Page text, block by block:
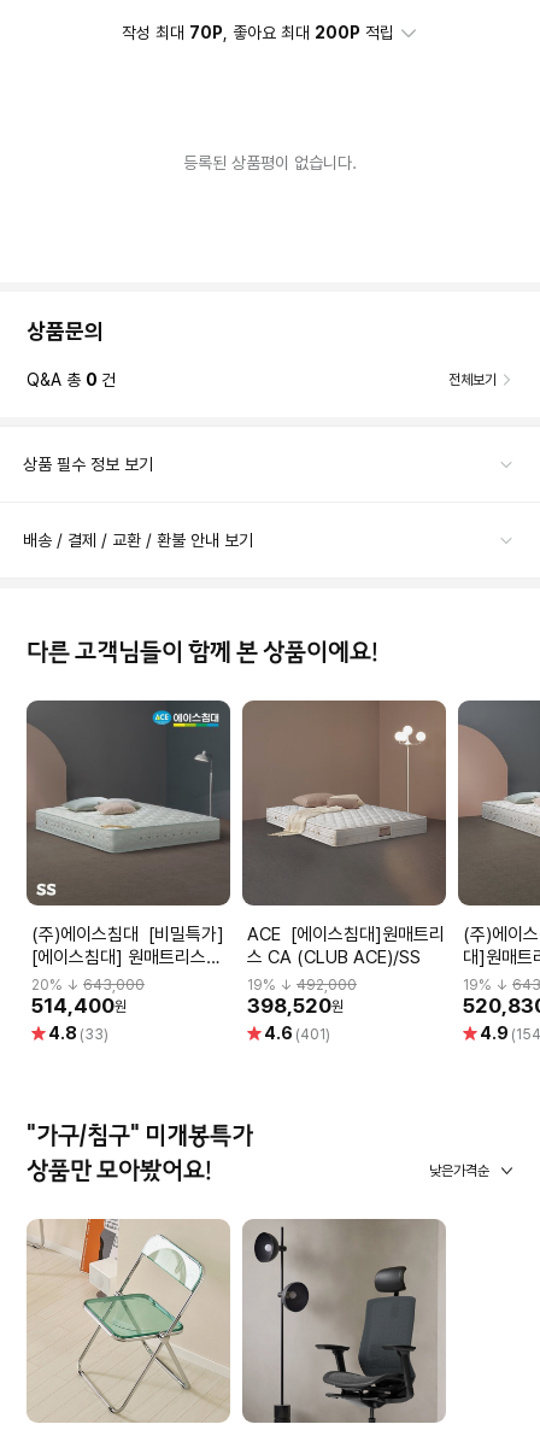
작성 최대 70P, 좋아요 최대 200P 적립
등록된 상품평이 없습니다.
상품문의
Q&A 총 0 건 전체보기
상품 필수 정보 보기
배송 / 결제 / 교환 / 환불 안내 보기
다른 고객님들이 함께 본 상품이에요!
(주)에이스침대 [비밀특가]
[에이스침대] 원매트리스
CA2(CLUB ACE2)/SS(슈
퍼싱글사이즈)
20% ↓ 643,000
514,400원
별 4.8 (33)
ACE [에이스침대]원매트리
스 CA (CLUB ACE)/SS
19% ↓492,000
398,520원
별 4.6 (401)
(주)에이스침대
대]원매
ACE2)/SS
19% ↓
별 4.9
"가구/침구" 미개봉특가
상품만 모아봤어요!
낮은가격순